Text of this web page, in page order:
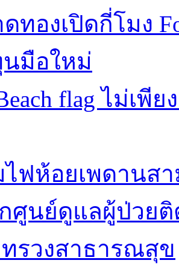
ทองเปิดกี่โมง
นมือใหม่
flag ไม่เ
ฟห้อยเพดานส
ศูนย์ดูแลผู้ป่วย
รวงสาธารณสุข